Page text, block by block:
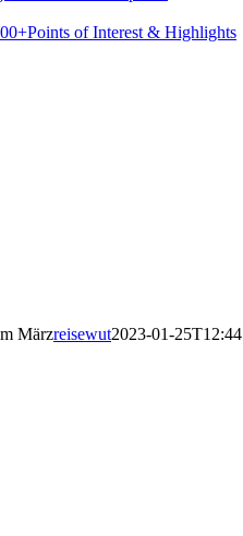
of Interest & Highlights
Märzreisewut2023-01-